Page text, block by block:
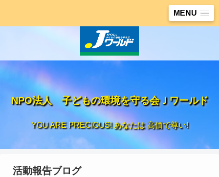
MENU
NPO法人 子どもの環境を守る会Ｊワールド
YOU ARE PRECIOUS! あなたは 高価で尊い!
活動報告ブログ